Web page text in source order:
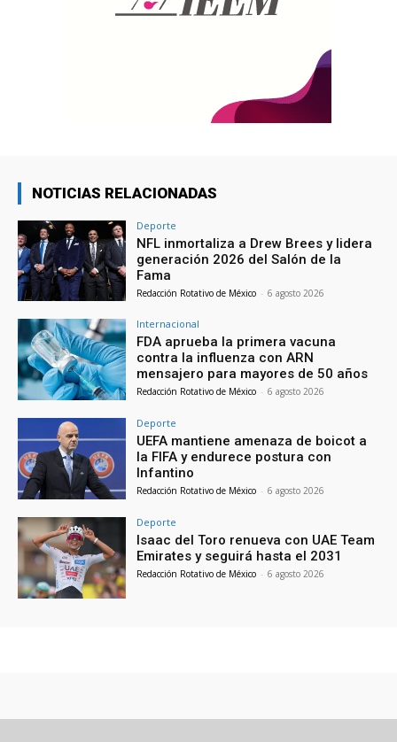
NOTICIAS RELACIONADAS
Deporte
NFL inmortaliza a Drew Brees y lidera
generación 2026 del Salón de la
Fama
Redacción Rotativo de México - 6 agosto 2026
Internacional
FDA aprueba la primera vacuna
contra la influenza con ARN
mensajero para mayores de 50 años
Redacción Rotativo de México - 6 agosto 2026
Deporte
UEFA mantiene amenaza de boicot a
la FIFA y endurece postura con
Infantino
Redacción Rotativo de México - 6 agosto 2026
Deporte
Isaac del Toro renueva con UAE Team
Emirates y seguirá hasta el 2031
Redacción Rotativo de México - 6 agosto 2026